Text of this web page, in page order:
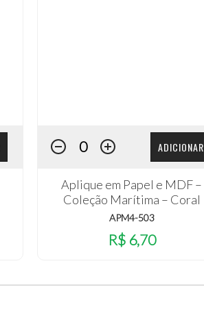
ADICIONAR
Aplique em Papel e MDF –
Coleção Marítima – Coral
APM4-503
R$ 6,70